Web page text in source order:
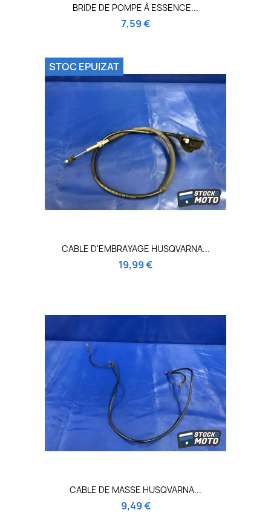
BRIDE DE POMPE À ESSENCE...
7,59 €
CABLE D'EMBRAYAGE HUSQVARNA...
19,99 €
STOC EPUIZAT
CABLE DE MASSE HUSQVARNA...
9,49 €